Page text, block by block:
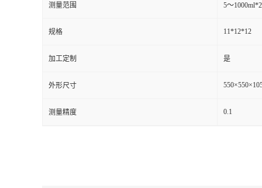
测量范围 5～
规格 11*12*12
加工定制 是
外形尺寸
测量精度 0.1